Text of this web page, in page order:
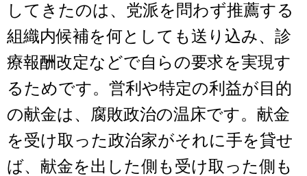
してきたのは、党派を問わず推薦する
組織内候補を何としても送り込み、診
療報酬改定などで自らの要求を実現す
るためです。営利や特定の利益が目的
の献金は、腐敗政治の温床です。献金
を受け取った政治家がそれに手を貸せ
ば、献金を出した側も受け取った側も